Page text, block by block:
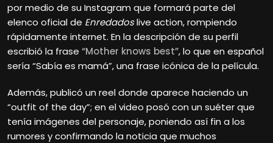
por medio de su Instagram que formará parte del
elenco oficial de Enredadoslive action, rompiendo
rápidamente internet. En la descripción de su perfil
escribió la frase “Mother knows best”, lo que en español
sería “Sabía es mamá”, una frase icónica de la película.
Además, publicó un reel donde aparece haciendo un
“outfit of the day”; en el video posó con un suéter que
tenía imágenes del personaje, poniendo así fin a los
rumores y confirmando la noticia que muchos